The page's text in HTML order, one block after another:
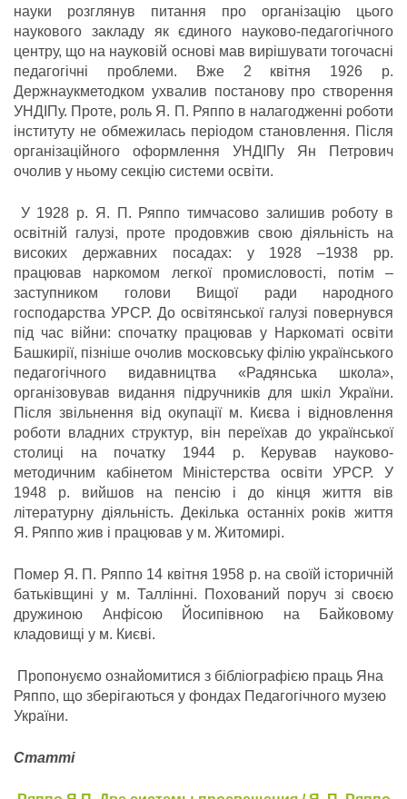
науки розглянув питання про організацію цього
наукового закладу як єдиного науково-педагогічного
центру, що на науковій основі мав вирішувати тогочасні
педагогічні проблеми. Вже 2 квітня 1926 р.
Держнаукметодком ухвалив постанову про створення
УНДІПу. Проте, роль Я. П. Ряппо в налагодженні роботи
інституту не обмежилась періодом становлення. Після
організаційного оформлення УНДІПу Ян Петрович
очолив у ньому секцію системи освіти.
У 1928 р. Я. П. Ряппо тимчасово залишив роботу в
освітній галузі, проте продовжив свою діяльність на
високих державних посадах: у 1928 –1938 рр.
працював наркомом легкої промисловості, потім –
заступником голови Вищої ради народного
господарства УРСР. До освітянської галузі повернувся
під час війни: спочатку працював у Наркоматі освіти
Башкирії, пізніше очолив московську філію українського
педагогічного видавництва «Радянська школа»,
організовував видання підручників для шкіл України.
Після звільнення від окупації м. Києва і відновлення
роботи владних структур, він переїхав до української
столиці на початку 1944 р. Керував науково-
методичним кабінетом Міністерства освіти УРСР. У
1948 р. вийшов на пенсію і до кінця життя вів
літературну діяльність. Декілька останніх років життя
Я. Ряппо жив і працював у м. Житомирі.
Помер Я. П. Ряппо 14 квітня 1958 р. на своїй історичній
батьківщині у м. Таллінні. Похований поруч зі своєю
дружиною Анфісою Йосипівною на Байковому
кладовищі у м. Києві.
Пропонуємо ознайомитися з бібліографією праць Яна
Ряппо, що зберігаються у фондах Педагогічного музею
України.
Статті